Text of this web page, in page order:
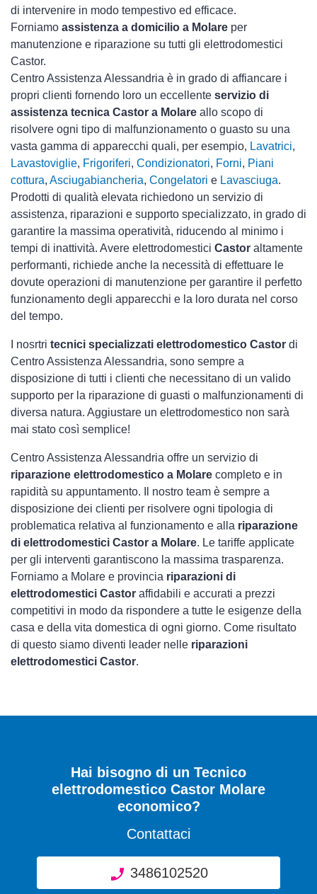
di intervenire in modo tempestivo ed efficace.
Forniamo assistenza a domicilio a Molare per
manutenzione e riparazione su tutti gli elettrodomestici
Castor.
Centro Assistenza Alessandria è in grado di affiancare i
propri clienti fornendo loro un eccellente servizio di
assistenza tecnica Castor a Molare allo scopo di
risolvere ogni tipo di malfunzionamento o guasto su una
vasta gamma di apparecchi quali, per esempio, Lavatrici,
Lavastoviglie, Frigoriferi, Condizionatori, Forni, Piani
cottura, Asciugabiancheria, Congelatori e Lavasciuga.
Prodotti di qualità elevata richiedono un servizio di
assistenza, riparazioni e supporto specializzato, in grado di
garantire la massima operatività, riducendo al minimo i
tempi di inattività. Avere elettrodomestici Castor altamente
performanti, richiede anche la necessità di effettuare le
dovute operazioni di manutenzione per garantire il perfetto
funzionamento degli apparecchi e la loro durata nel corso
del tempo.
I nosrtri tecnici specializzati elettrodomestico Castor di
Centro Assistenza Alessandria, sono sempre a
disposizione di tutti i clienti che necessitano di un valido
supporto per la riparazione di guasti o malfunzionamenti di
diversa natura. Aggiustare un elettrodomestico non sarà
mai stato così semplice!
Centro Assistenza Alessandria offre un servizio di
riparazione elettrodomestico a Molare completo e in
rapidità su appuntamento. Il nostro team è sempre a
disposizione dei clienti per risolvere ogni tipologia di
problematica relativa al funzionamento e alla riparazione
di elettrodomestici Castor a Molare. Le tariffe applicate
per gli interventi garantiscono la massima trasparenza.
Forniamo a Molare e provincia riparazioni di
elettrodomestici Castor affidabili e accurati a prezzi
competitivi in modo da rispondere a tutte le esigenze della
casa e della vita domestica di ogni giorno. Come risultato
di questo siamo diventi leader nelle riparazioni
elettrodomestici Castor.
Hai bisogno di un Tecnico
elettrodomestico Castor Molare
economico?
Contattaci
3486102520